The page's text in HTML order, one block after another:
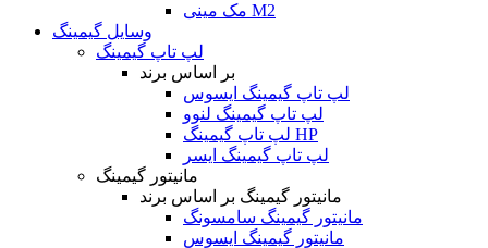
مک مینی M2
وسایل گیمینگ
لپ تاپ گیمینگ
بر اساس برند
لپ تاپ گیمینگ ایسوس
لپ تاپ گیمینگ لنوو
لپ تاپ گیمینگ HP
لپ تاپ گیمینگ ایسر
مانیتور گیمینگ
مانیتور گیمینگ بر اساس برند
مانیتور گیمینگ سامسونگ
مانیتور گیمینگ ایسوس